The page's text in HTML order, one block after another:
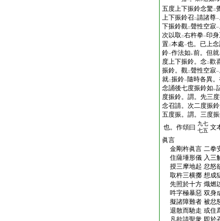
五度上下振鈴念驚二
上下振鈴召 二請諸尊一
下振鈴觀二聲性空寂一
次以取 二右杵拳一印
置二本處一也。已上
鈴一作法如 レ前。但就
度上下振鈴。念二歡
振鈴。觀二聲性空寂一
就二振鈴一隨時各異
念誦後七度振鈴如 レ
度振鈴。謂。先三
念召請。次二度振
五度振。謂。三度
也。作頌曰 九七
七五 文
眞言
金剛杵眞言 二拳
住薩埵形儀 入三
授三摩地起 忿怒
取杵三横擲 想成
先照於十方 熾燃
吽字極暴惡 双身
擬諸障難者 被忿
退散而馳走 或住
凡欲請聖衆 即於